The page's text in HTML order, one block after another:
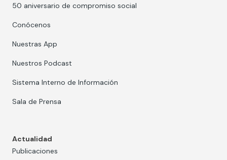
50 aniversario de compromiso social
Conócenos
Nuestras App
Nuestros Podcast
Sistema Interno de Información
Sala de Prensa
Actualidad
Publicaciones